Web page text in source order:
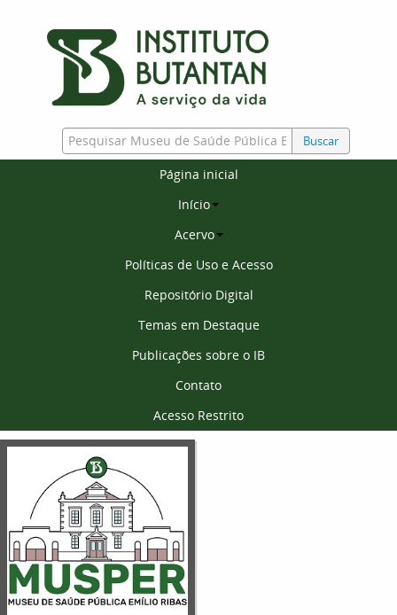
Buscar
Página inicial
Início
Acervo
Políticas de Uso e Acesso
Repositório Digital
Temas em Destaque
Publicações sobre o IB
Contato
Acesso Restrito